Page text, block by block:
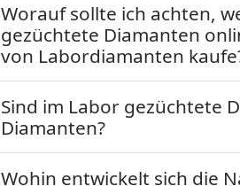
Worauf sollte ich achten,
gezüchtete Diamanten
von Labordiamanten
Sind im Labor gezüchtete
Diamanten?
Wohin entwickelt sich die